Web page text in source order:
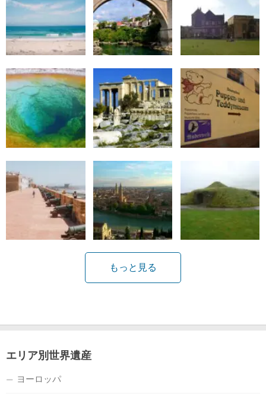
もっと見る
エリア別世界遺産
ヨーロッパ